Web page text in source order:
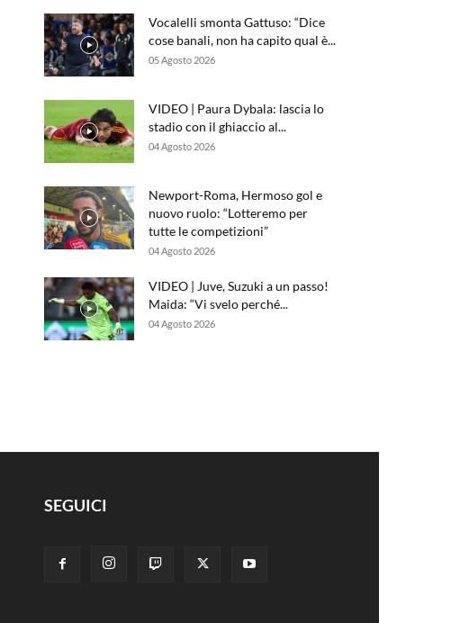
Vocalelli smonta Gattuso: “Dice
cose banali, non ha capito qual è...
05 Agosto 2026
VIDEO | Paura Dybala: lascia lo
stadio con il ghiaccio al...
04 Agosto 2026
Newport-Roma, Hermoso gol e
nuovo ruolo: “Lotteremo per
tutte le competizioni”
04 Agosto 2026
VIDEO | Juve, Suzuki a un passo!
Maida: “Vi svelo perché...
04 Agosto 2026
SEGUICI